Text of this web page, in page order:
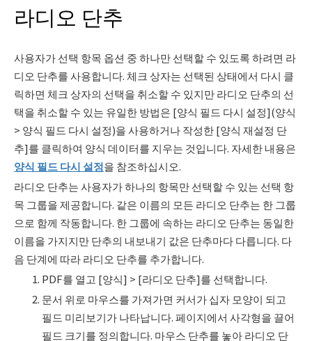
라디오 단추
사용자가 선택 항목 옵션 중 하나만 선택할 수 있도록 하려면 라
디오 단추를 사용합니다. 체크 상자는 선택된 상태에서 다시 클
릭하면 체크 상자의 선택을 취소할 수 있지만 라디오 단추의 선
택을 취소할 수 있는 유일한 방법은 [양식 필드 다시 설정](양식
> 양식 필드 다시 설정)을 사용하거나 작성한 [양식 재설정 단
추]를 클릭하여 양식 데이터를 지우는 것입니다. 자세한 내용은
양식 필드 다시 설정을 참조하십시오.
라디오 단추는 사용자가 하나의 항목만 선택할 수 있는 선택 항
목 그룹을 제공합니다. 같은 이름의 모든 라디오 단추는 한 그룹
으로 함께 작동합니다. 한 그룹에 속하는 라디오 단추는 동일한
이름을 가지지만 단추의 내보내기 값은 단추마다 다릅니다. 다
음 단계에 따라 라디오 단추를 추가합니다.
PDF를 열고 [양식] > [라디오 단추]를 선택합니다.
문서 위로 마우스를 가져가면 커서가 십자 모양이 되고
필드 미리보기가 나타납니다. 페이지에서 사각형을 끌어
필드 크기를 정의합니다. 마우스 단추를 놓아 라디오 단